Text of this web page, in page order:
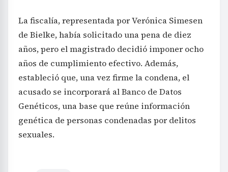
La fiscalía, representada por Verónica Simesen
de Bielke, había solicitado una pena de diez
años, pero el magistrado decidió imponer ocho
años de cumplimiento efectivo. Además,
estableció que, una vez firme la condena, el
acusado se incorporará al Banco de Datos
Genéticos, una base que reúne información
genética de personas condenadas por delitos
sexuales.